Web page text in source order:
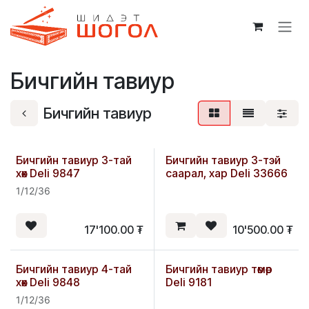
Skip to Content
Бичгийн тавиур
Бичгийн тавиур
Бичгийн тавиур 3-тай
хөх Deli 9847
1/12/36
17'100.00₮
Бичгийн тавиур 3-тэй
саарал, хар Deli 33666
10'500.00₮
Бичгийн тавиур 4-тай
хөх Deli 9848
1/12/36
Бичгийн тавиур төмөр
Deli 9181